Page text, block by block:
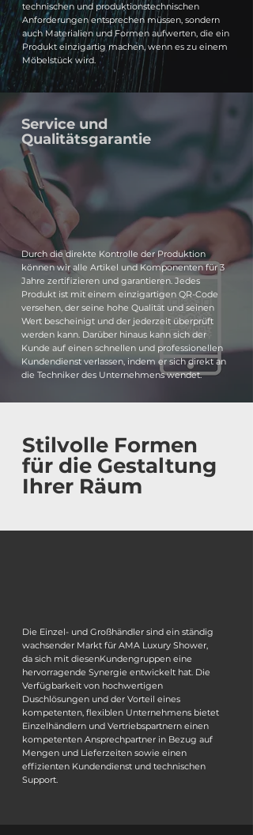
technischen und produktionstechnischen
Anforderungen entsprechen müssen, sondern
auch Materialien und Formen aufwerten, die ein
Produkt einzigartig machen, wenn es zu einem
Möbelstück wird.
Service und
Qualitätsgarantie
Durch die direkte Kontrolle der Produktion
können wir alle Artikel und Komponenten für 3
Jahre zertifizieren und garantieren. Jedes
Produkt ist mit einem einzigartigen QR-Code
versehen, der seine hohe Qualität und seinen
Wert bescheinigt und der jederzeit überprüft
werden kann. Darüber hinaus kann sich der
Kunde auf einen schnellen und professionellen
Kundendienst verlassen, indem er sich direkt an
die Techniker des Unternehmens wendet.
Stilvolle Formen
für die Gestaltung
Ihrer Räum
Die Einzel- und Großhändler sind ein ständig
wachsender Markt für AMA Luxury Shower,
da sich mit diesenKundengruppen eine
hervorragende Synergie entwickelt hat. Die
Verfügbarkeit von hochwertigen
Duschlösungen und der Vorteil eines
kompetenten, flexiblen Unternehmens bietet
Einzelhändlern und Vertriebspartnern einen
kompetenten Ansprechpartner in Bezug auf
Mengen und Lieferzeiten sowie einen
effizienten Kundendienst und technischen
Support.